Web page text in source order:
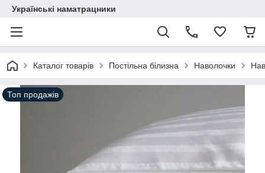
Українські наматрацники
Каталог товарів Постільна білизна Наволочки
Топ продажів